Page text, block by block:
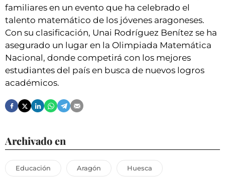
familiares en un evento que ha celebrado el
talento matemático de los jóvenes aragoneses.
Con su clasificación, Unai Rodríguez Benítez se ha
asegurado un lugar en la Olimpiada Matemática
Nacional, donde competirá con los mejores
estudiantes del país en busca de nuevos logros
académicos.
Archivado en
Educación Aragón Huesca